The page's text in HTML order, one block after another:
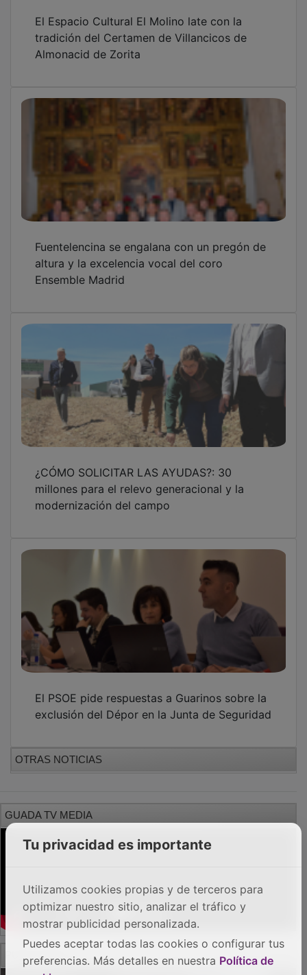
tradición del Certamen de Villancicos de
Almonacid de Zorita
altura y la excelencia vocal del coro
Ensemble Madrid
¿CÓMO SOLICITAR LAS AYUDAS?: 30
millones para el relevo generacional y la
modernización del campo
exclusión del Dépor en la Junta de Seguridad
OTRAS NOTICIAS
PUBLICIDAD
Tu privacidad es importante
Utilizamos cookies propias y de terceros para
optimizar nuestro sitio, analizar el tráfico y
mostrar publicidad personalizada.
Puedes aceptar todas las cookies o configurar tus
preferencias. Más detalles en nuestra Política de